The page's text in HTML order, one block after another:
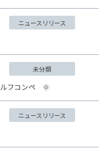
ニュースリリース
未分類
フコンペ 🌞
ニュースリリース